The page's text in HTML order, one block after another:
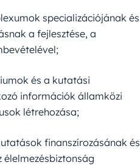
specializációjának és
a fejlesztése, a
és a kutatási
információk államközi
létrehozása;
finanszírozásának és
élelmezésbiztonság